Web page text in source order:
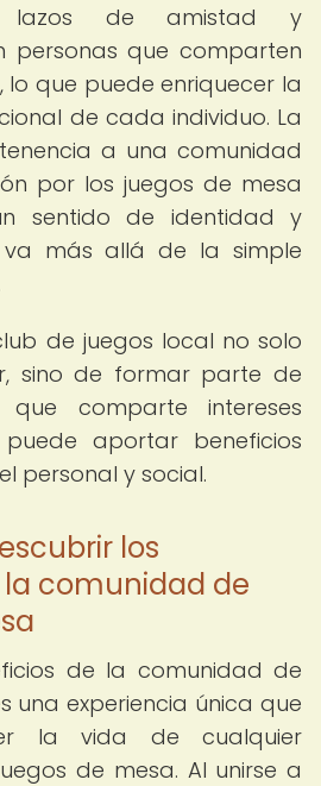
lazos de amistad y
personas que comparten
lo que puede enriquecer la
de cada individuo. La
a una comunidad
por los juegos de mesa
sentido de identidad y
va más allá de la simple
de juegos local no solo
sino de formar parte de
comparte intereses
aportar beneficios
personal y social.
los
comunidad de
de la comunidad de
una experiencia única que
la vida de cualquier
de mesa. Al unirse a